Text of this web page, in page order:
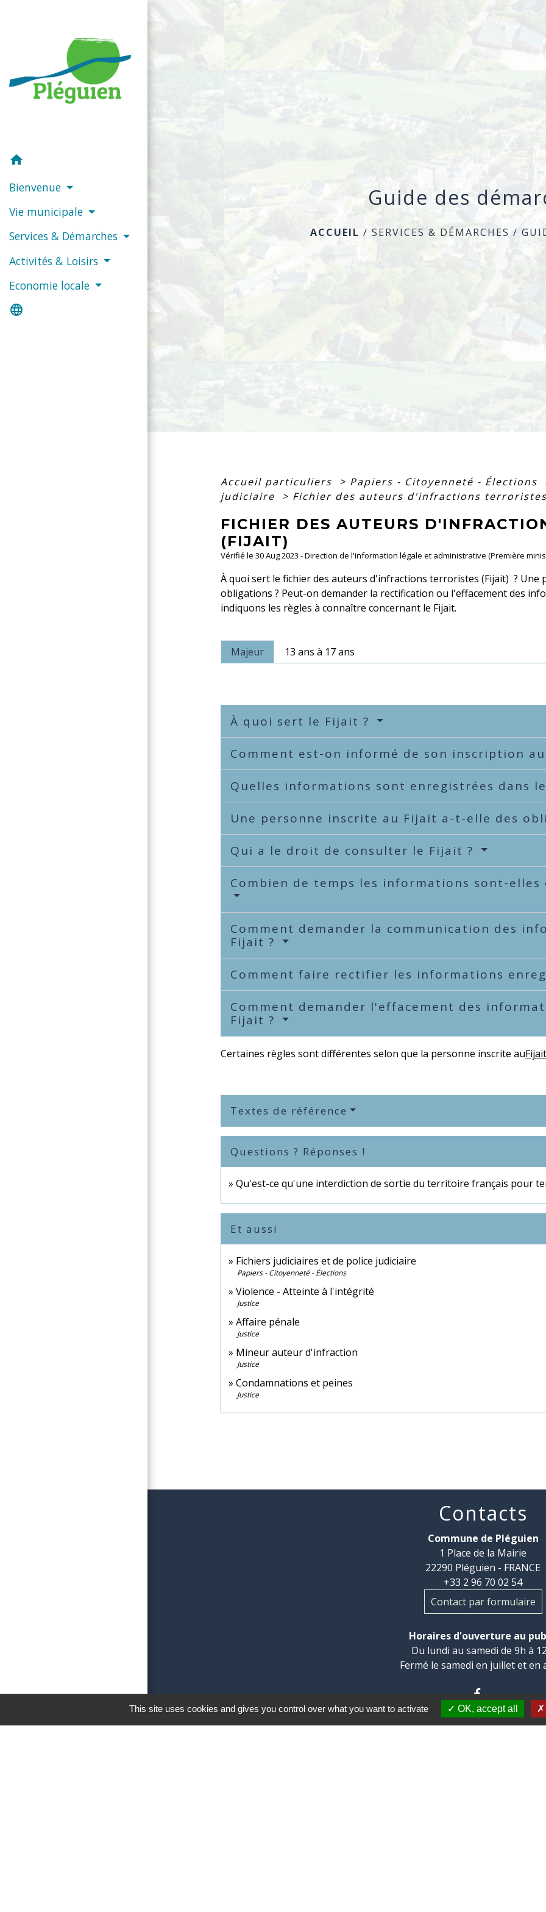
home
Bienvenue
Vie municipale
Services & Démarches
Activités & Loisirs
Economie locale
language
Guide des
ACCUEIL / SERVICES & DÉMARCHES /
Accueil particuliers > Papiers - Citoyenneté - Élections
judiciaire
> Fichier des auteurs d'infractions
FICHIER DES AUTEURS
(FIJAIT)
Vérifié le 30 Aug 2023 - Direction de l'information légale et administrative (Première
À quoi sert le fichier des auteurs d'infractions terroristes (Fijait) ? Une
obligations ? Peut-on demander la rectification ou l'effacement des
indiquons les règles à connaître concernant le Fijait.
Majeur 13 ans à 17 ans
À quoi sert le Fijait ?
Comment est-on informé de son inscription
Quelles informations sont enregistrées dans
Une personne inscrite au Fijait a-t-elle des
Qui a le droit de consulter le Fijait ?
Combien de temps les informations sont-elles
Comment demander la communication des
Fijait ?
Comment faire rectifier les informations
Comment demander l'effacement des
Fijait ?
Certaines règles sont différentes selon que la personne inscrite auFijait
Textes de référence
Questions ? Réponses !
Qu'est-ce qu'une interdiction de sortie du territoire français pour
Et aussi
Fichiers judiciaires et de police judiciaire
Papiers - Citoyenneté - Élections
Violence - Atteinte à l'intégrité
Justice
Affaire pénale
Justice
Mineur auteur d'infraction
Justice
Condamnations et peines
Justice
Contacts
Commune de Pléguien
1 Place de la Mairie
22290 Pléguien - FRANCE
+33 2 96 70 02 54
Contact par formulaire
Horaires d'ouverture au
Du lundi au samedi de 9h à
Fermé le samedi en juillet et en
This site uses cookies and gives you control over what you want to activate OK, accept all